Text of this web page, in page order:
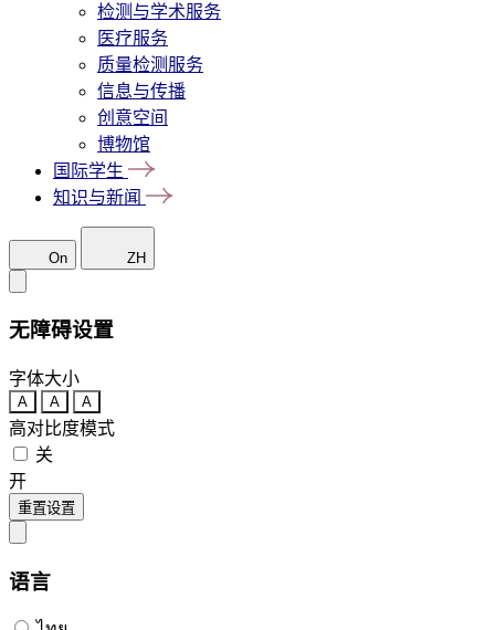
检测与学术服务
医疗服务
质量检测服务
信息与传播
创意空间
博物馆
国际学生
知识与新闻
On ZH
无障碍设置
字体大小
A A A
高对比度模式
关
开
重置设置
语言